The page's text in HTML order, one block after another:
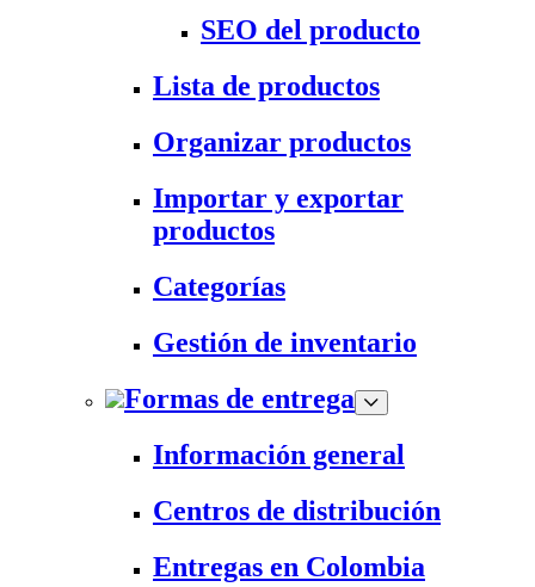
SEO del producto
Lista de productos
Organizar productos
Importar y exportar
productos
Categorías
Gestión de inventario
Formas de entrega
Información general
Centros de distribución
Entregas en Colombia